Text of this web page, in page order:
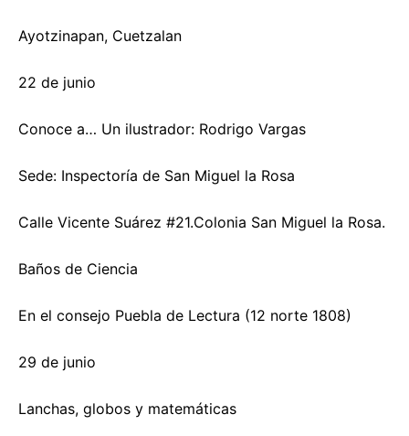
Ayotzinapan, Cuetzalan
22 de junio
Conoce a… Un ilustrador: Rodrigo Vargas
Sede: Inspectoría de San Miguel la Rosa
Calle Vicente Suárez #21.Colonia San Miguel la Rosa.
Baños de Ciencia
En el consejo Puebla de Lectura (12 norte 1808)
29 de junio
Lanchas, globos y matemáticas